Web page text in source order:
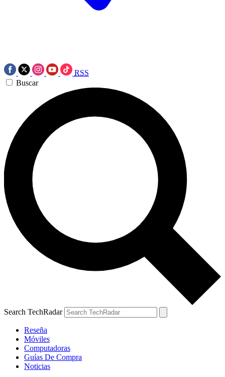
RSS
Buscar
Search TechRadar
Reseña
Móviles
Computadoras
Guías De Compra
Noticias